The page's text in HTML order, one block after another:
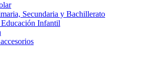
Secundaria y Bachillerato
Infantil